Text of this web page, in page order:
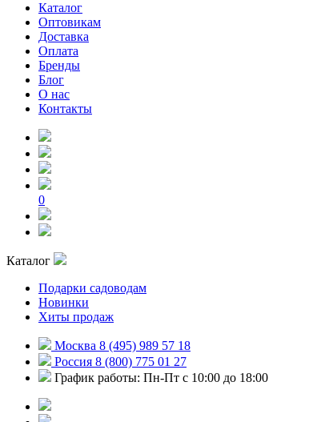
Каталог
Оптовикам
Доставка
Оплата
Бренды
Блог
О нас
Контакты
0
Каталог
Подарки садоводам
Новинки
Хиты продаж
Москва 8 (495) 989 57 18
Россия 8 (800) 775 01 27
График работы: Пн-Пт с 10:00 до 18:00